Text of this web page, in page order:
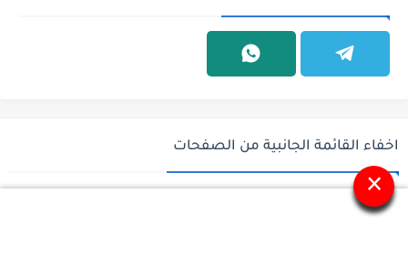
اخفاء القائمة الجانبية من الصفحات
×